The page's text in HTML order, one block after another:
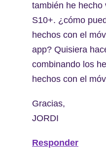
también he hecho
S10+. ¿cómo
hechos con el
app? Quisiera
combinando los
hechos con el
Gracias,
JORDI
Responder